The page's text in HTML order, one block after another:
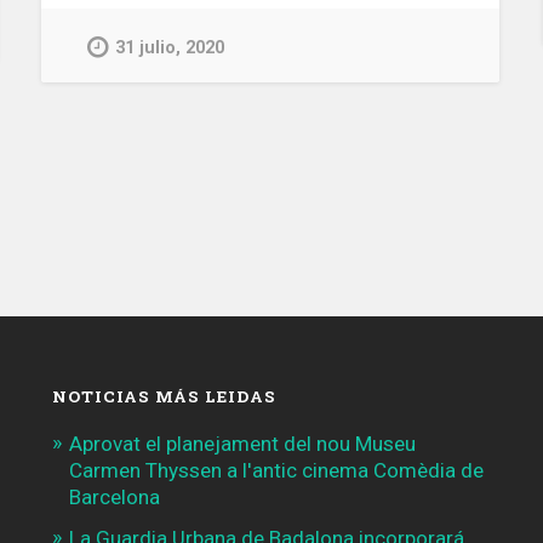
desmantela
31 julio, 2020
NOTICIAS MÁS LEIDAS
Aprovat el planejament del nou Museu
Carmen Thyssen a l'antic cinema Comèdia de
Barcelona
La Guardia Urbana de Badalona incorporará